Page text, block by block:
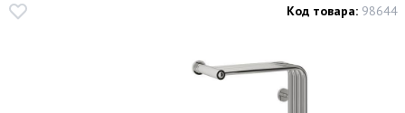
Код товара: 98644